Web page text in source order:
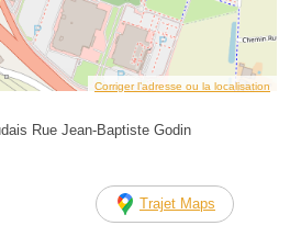
Corriger l’adresse ou la localisation
Rue Jean-Baptiste Godin
Trajet Maps